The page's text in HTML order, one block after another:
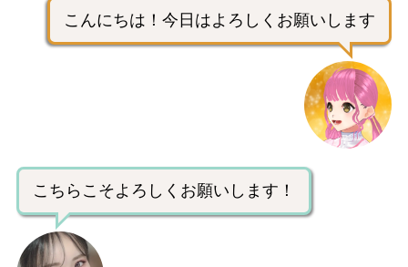
こんにちは！今日はよろしくお願いします
こちらこそよろしくお願いします！